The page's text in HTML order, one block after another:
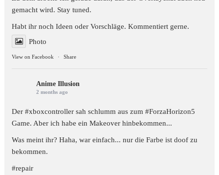
gemacht wird. Stay tuned.
Habt ihr noch Ideen oder Vorschläge. Kommentiert gerne.
Photo
View on Facebook · Share
Anime Illusion
2 months ago
Der #xboxcontroller sah schlumm aus zum#ForzaHorizon5
Game. Aber ich habe ein Makeover hinbekommen...
Was meint ihr? Haha, war einfach... nur die Farbe ist doof zu
bekommen.
#repair